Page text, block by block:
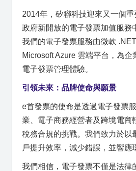
2014年，矽聯科技迎來又一個
政府新開放的電子發票加值服務
我們的電子發票服務由微軟
Microsoft Azure 雲端平台，為企
電子發票管理體驗。
引領未來：品牌使命與願景
e首發票的使命是透過電子發票
業、電子商務經營者及跨境電商
稅務合規的挑戰。我們致力於以
戶提升效率，減少錯誤，並響應
我們相信，電子發票不僅是法律